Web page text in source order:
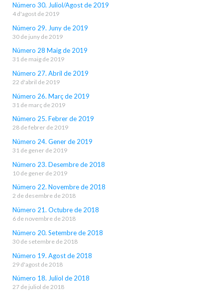
Número 30. Juliol/Agost de 2019
4 d'agost de 2019
Número 29. Juny de 2019
30 de juny de 2019
Número 28 Maig de 2019
31 de maig de 2019
Número 27. Abril de 2019
22 d'abril de 2019
Número 26. Març de 2019
31 de març de 2019
Número 25. Febrer de 2019
28 de febrer de 2019
Número 24. Gener de 2019
31 de gener de 2019
Número 23. Desembre de 2018
10 de gener de 2019
Número 22. Novembre de 2018
2 de desembre de 2018
Número 21. Octubre de 2018
6 de novembre de 2018
Número 20. Setembre de 2018
30 de setembre de 2018
Número 19. Agost de 2018
29 d'agost de 2018
Número 18. Juliol de 2018
27 de juliol de 2018